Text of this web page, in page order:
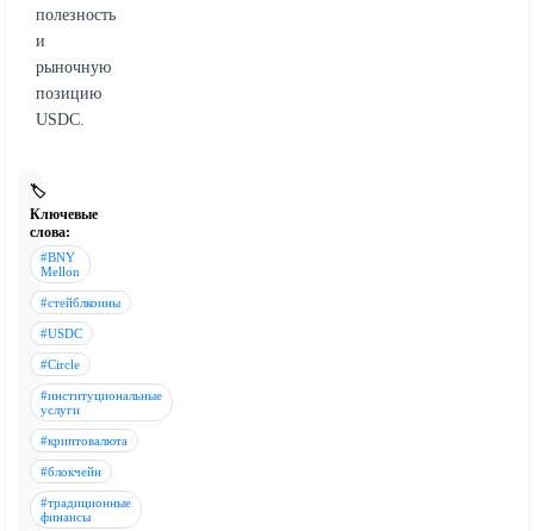
полезность
и
рыночную
позицию
USDC.
🏷️
Ключевые
слова:
#BNY
Mellon
#стейблкоины
#USDC
#Circle
#институциональные
услуги
#криптовалюта
#блокчейн
#традиционные
финансы